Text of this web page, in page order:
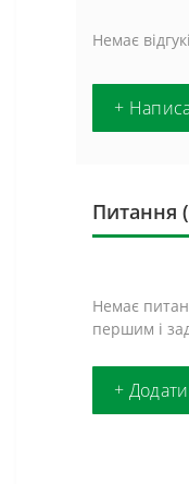
Немає
+
Питання
Немає
першим і
+